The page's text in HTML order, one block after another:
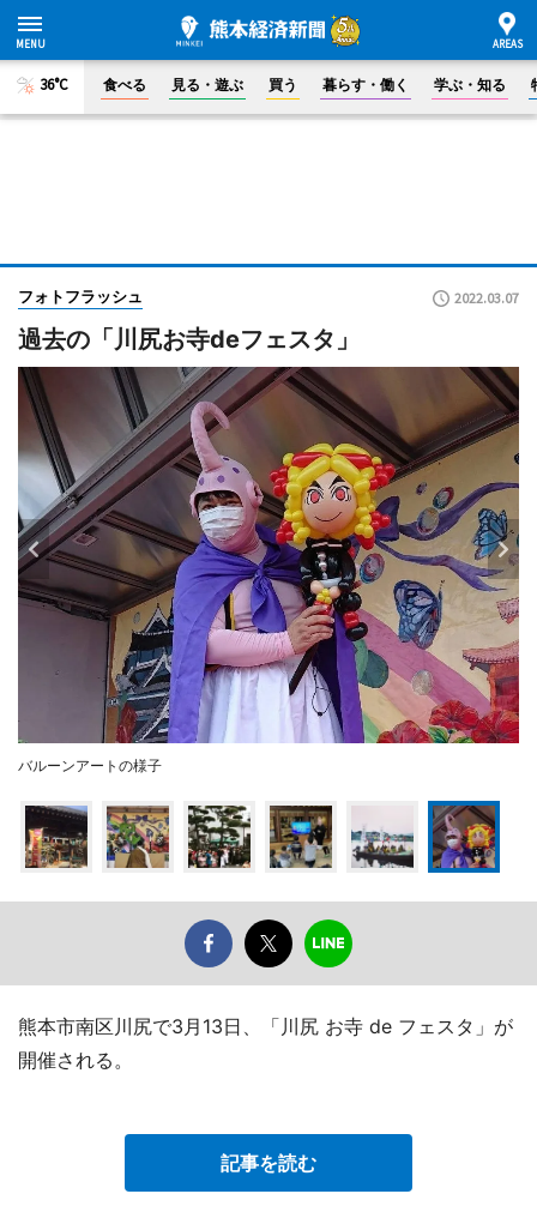
36°C 食べる 見る・遊ぶ 買う 暮らす・働く 学ぶ・知る
フォトフラッシュ 2022.03.07
過去の「川尻お寺deフェスタ」
バルーンアートの様子
熊本市南区川尻で3月13日、「川尻 お寺 de フェスタ」が
開催される。
記事を読む